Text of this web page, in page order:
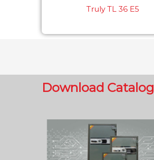
Truly TL 36 E5
Download Catalog